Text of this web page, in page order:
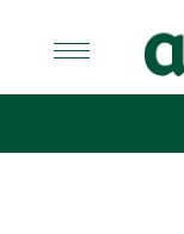
content